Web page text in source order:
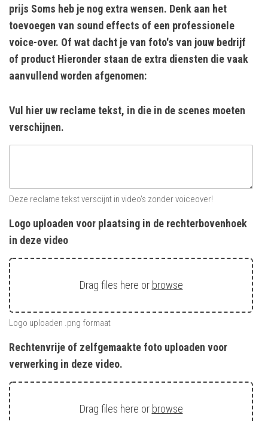
prijs Soms heb je nog extra wensen. Denk aan het
toevoegen van sound effects of een professionele
voice-over. Of wat dacht je van foto's van jouw bedrijf
of product Hieronder staan de extra diensten die vaak
aanvullend worden afgenomen:
Vul hier uw reclame tekst, in die in de scenes moeten
verschijnen.
Deze reclame tekst verscijnt in video's zonder voiceover!
Logo uploaden voor plaatsing in de rechterbovenhoek
in deze video
Drag files here or browse
Logo uploaden .png formaat
Rechtenvrije of zelfgemaakte foto uploaden voor
verwerking in deze video.
Drag files here or browse